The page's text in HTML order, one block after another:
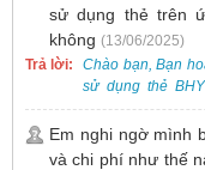
sử dụng thẻ trên
không (13/06/2025)
Trả lời:
Chào bạn, Bạn
sử dụng thẻ
trên ứng dụng
khám và không
thẻ giấy.
Em nghi ngờ mình
và chi phí như thế